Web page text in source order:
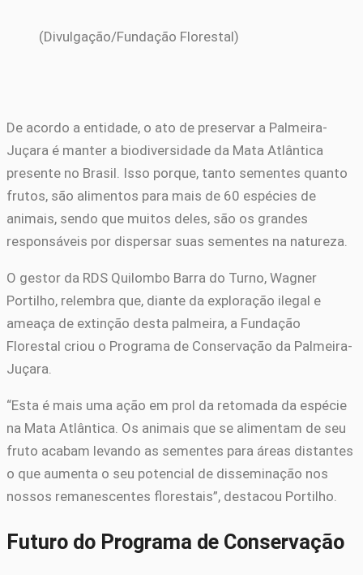
(Divulgação/Fundação Florestal)
De acordo a entidade, o ato de preservar a Palmeira-
Juçara é manter a biodiversidade da Mata Atlântica
presente no Brasil. Isso porque, tanto sementes quanto
frutos, são alimentos para mais de 60 espécies de
animais, sendo que muitos deles, são os grandes
responsáveis por dispersar suas sementes na natureza.
O gestor da RDS Quilombo Barra do Turno, Wagner
Portilho, relembra que, diante da exploração ilegal e
ameaça de extinção desta palmeira, a Fundação
Florestal criou o Programa de Conservação da Palmeira-
Juçara.
“Esta é mais uma ação em prol da retomada da espécie
na Mata Atlântica. Os animais que se alimentam de seu
fruto acabam levando as sementes para áreas distantes
o que aumenta o seu potencial de disseminação nos
nossos remanescentes florestais”, destacou Portilho.
Futuro do Programa de Conservação